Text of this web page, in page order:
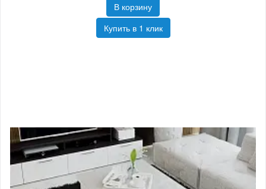
В корзину
Купить в 1 клик